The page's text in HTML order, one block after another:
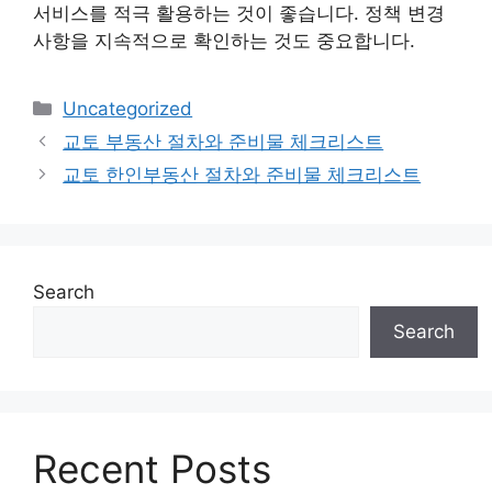
서비스를 적극 활용하는 것이 좋습니다. 정책 변경
사항을 지속적으로 확인하는 것도 중요합니다.
Categories
Uncategorized
교토 부동산 절차와 준비물 체크리스트
교토 한인부동산 절차와 준비물 체크리스트
Search
Search
Recent Posts